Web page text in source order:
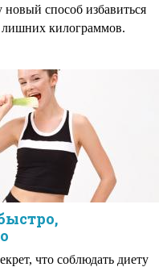
способ избавиться
килограммов.
что соблюдать диету